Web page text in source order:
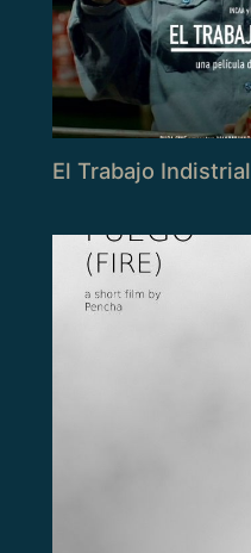
El Trabajo Indistrial